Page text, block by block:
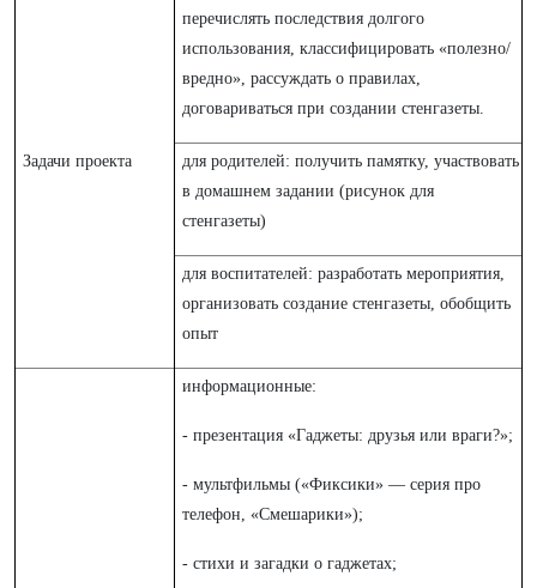
Задачи проекта
перечислять последствия долгого
использования, классифицировать «полезно/
вредно», рассуждать о правилах,
договариваться при создании стенгазеты.
для родителей: получить памятку, участвовать
в домашнем задании (рисунок для
стенгазеты)
для воспитателей: разработать мероприятия,
организовать создание стенгазеты, обобщить
опыт
информационные:
- презентация «Гаджеты: друзья или враги?»;
- мультфильмы («Фиксики» — серия про
телефон, «Смешарики»);
- стихи и загадки о гаджетах;